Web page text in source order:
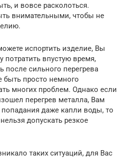
и вовсе расколоться.
внимательными, чтобы не
испортить изделие, Вы
потратить впустую время,
после сильного перегрева
быть просто немного
многих проблем. Однако если
перегрев металла, Вам
попадания даже капли воды, то
допускать резкое
таких ситуаций, для Вас